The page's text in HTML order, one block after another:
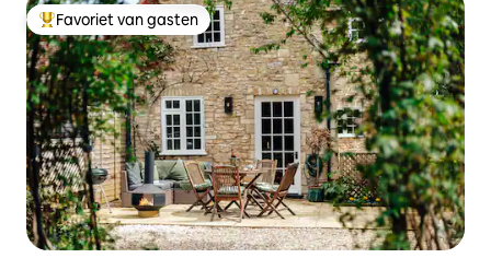
Topfavoriet van gasten
Favoriet van gasten